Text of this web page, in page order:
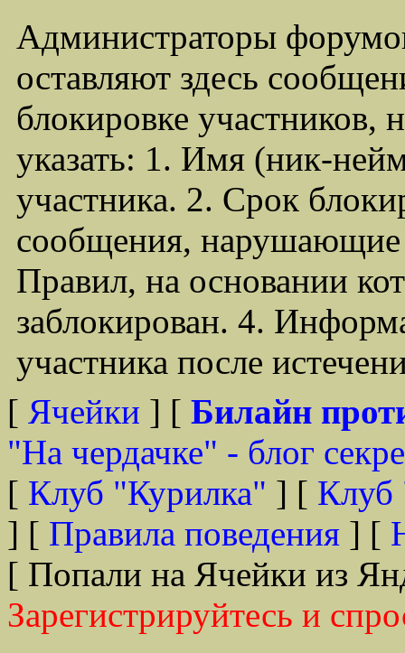
Администраторы
оставляют здесь
блокировке
указать: 1. Имя (ник-
участника. 2. Срок
сообщения, нарушающие
Правил, на основании
заблокирован. 4.
участника после
[ Ячейки ] [ Билайн
"На чердачке" - блог
[ Клуб "Курилка" ] [ Клуб
] [ Правила поведения ] [
[ Попали на Ячейки из
Зарегистрируйтесь и